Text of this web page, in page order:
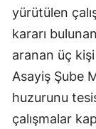
yürütülen
kararı
aranan üç
Asayiş Şube
huzurunu
çalışmalar